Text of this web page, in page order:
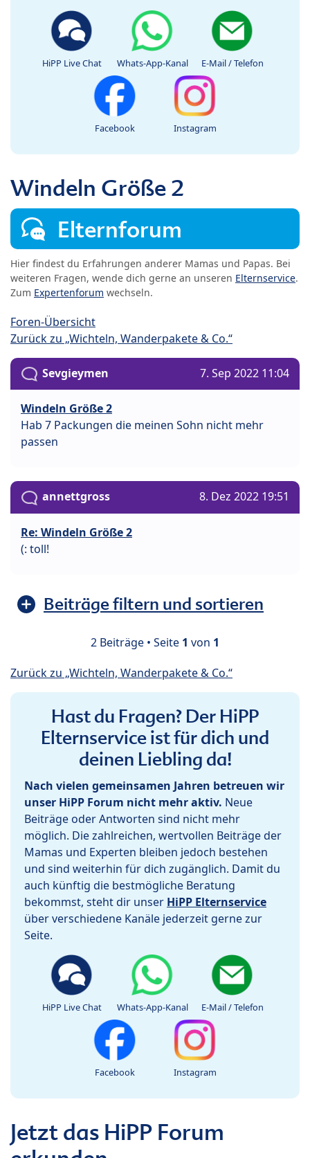
HiPP Live Chat Whats-App-Kanal E-Mail / Telefon
Facebook Instagram
Windeln Größe 2
Elternforum
Hier findest du Erfahrungen anderer Mamas und Papas. Bei
weiteren Fragen, wende dich gerne an unseren Elternservice.
Zum Expertenforum wechseln.
Foren-Übersicht
Zurück zu „Wichteln, Wanderpakete & Co.“
Sevgieymen 7. Sep 2022 11:04
Windeln Größe 2
Hab 7 Packungen die meinen Sohn nicht mehr
passen
annettgross 8. Dez 2022 19:51
Re: Windeln Größe 2
(: toll!
Beiträge filtern und sortieren
2 Beiträge • Seite 1 von 1
Zurück zu „Wichteln, Wanderpakete & Co.“
Hast du Fragen? Der HiPP
Elternservice ist für dich und
deinen Liebling da!
Nach vielen gemeinsamen Jahren betreuen wir
unser HiPP Forum nicht mehr aktiv. Neue
Beiträge oder Antworten sind nicht mehr
möglich. Die zahlreichen, wertvollen Beiträge der
Mamas und Experten bleiben jedoch bestehen
und sind weiterhin für dich zugänglich. Damit du
auch künftig die bestmögliche Beratung
bekommst, steht dir unser HiPP Elternservice
über verschiedene Kanäle jederzeit gerne zur
Seite.
HiPP Live Chat Whats-App-Kanal E-Mail / Telefon
Facebook Instagram
Jetzt das HiPP Forum